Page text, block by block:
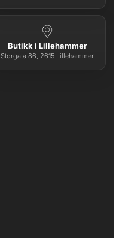
Butikk i Lillehammer
Storgata 86, 2615 Lillehammer